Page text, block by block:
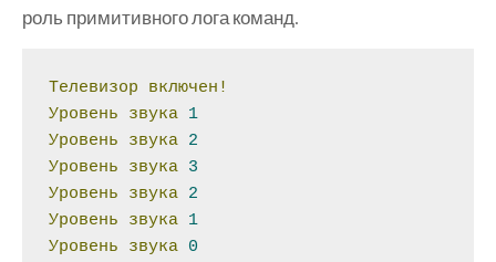
}
public void
{
Console
выключен...");
}
роль примитивного лога команд.
Телевизор
включен!
Уровень
звука 1
Уровень
звука 2
Уровень
звука 3
Уровень
звука 2
Уровень
звука 1
Уровень
звука 0